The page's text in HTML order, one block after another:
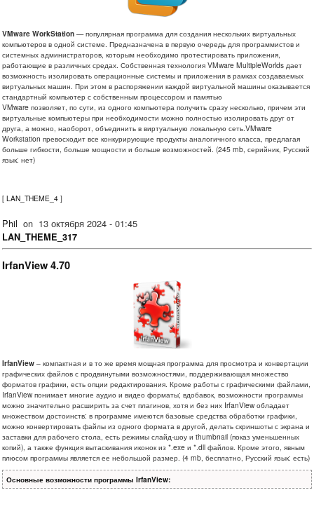
VMware WorkStation — популярная программа для создания нескольких виртуальных
компьютеров в одной системе. Предназначена в первую очередь для программистов и
системных администраторов, которым необходимо протестировать приложения,
работающие в различных средах. Собственная технология VMware MultipleWorlds дает
возможность изолировать операционные системы и приложения в рамках создаваемых
виртуальных машин. При этом в распоряжении каждой виртуальной машины оказывается
стандартный компьютер с собственным процессором и памятью
VMware позволяет, по сути, из одного компьютера получить сразу несколько, причем эти
виртуальные компьютеры при необходимости можно полностью изолировать друг от
друга, а можно, наоборот, объединить в виртуальную локальную сеть.VMware
Workstation превосходит все конкурирующие продукты аналогичного класса, предлагая
больше гибкости, больше мощности и больше возможностей. (245 mb, серийник, Русский
язык: нет)
[ LAN_THEME_4 ]
Phil on 13 октября 2024 - 01:45
LAN_THEME_317
IrfanView 4.70
IrfanView – компактная и в то же время мощная программа для просмотра и конвертации
графических файлов с продвинутыми возможностями, поддерживающая множество
форматов графики, есть опции редактирования. Кроме работы с графическими файлами,
IrfanView понимает многие аудио и видео форматы; вдобавок, возможности программы
можно значительно расширить за счет плагинов, хотя и без них IrfanView обладает
множеством достоинств: в программе имеются базовые средства обработки графики,
можно конвертировать файлы из одного формата в другой, делать скриншоты с экрана и
заставки для рабочего стола, есть режимы слайд-шоу и thumbnail (показ уменьшенных
копий), а также функция вытаскивания иконок из *.exe и *.dll файлов. Кроме этого, явным
плюсом программы является ее небольшой размер. (4 mb, бесплатно, Русский язык: есть)
Основные возможности программы IrfanView: